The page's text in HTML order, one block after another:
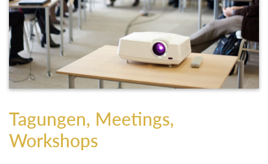
Tagungen, Meetings,
Workshops